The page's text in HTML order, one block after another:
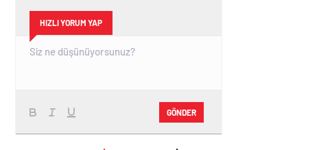
HIZLI YORUM YAP
GÖNDER